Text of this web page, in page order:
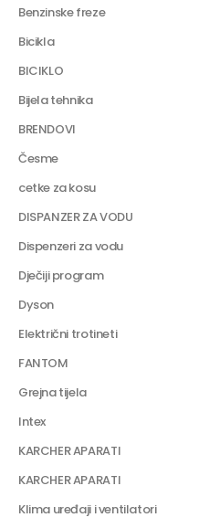
Benzinske freze
Bicikla
BICIKLO
Bijela tehnika
BRENDOVI
Česme
cetke za kosu
DISPANZER ZA VODU
Dispenzeri za vodu
Dječiji program
Dyson
Električni trotineti
FANTOM
Grejna tijela
Intex
KARCHER APARATI
KARCHER APARATI
Klima uređaji i ventilatori